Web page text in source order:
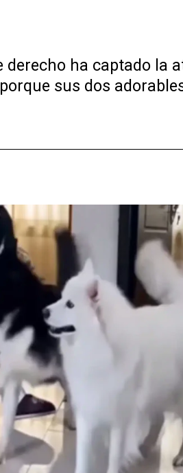
ha captado la
sus dos